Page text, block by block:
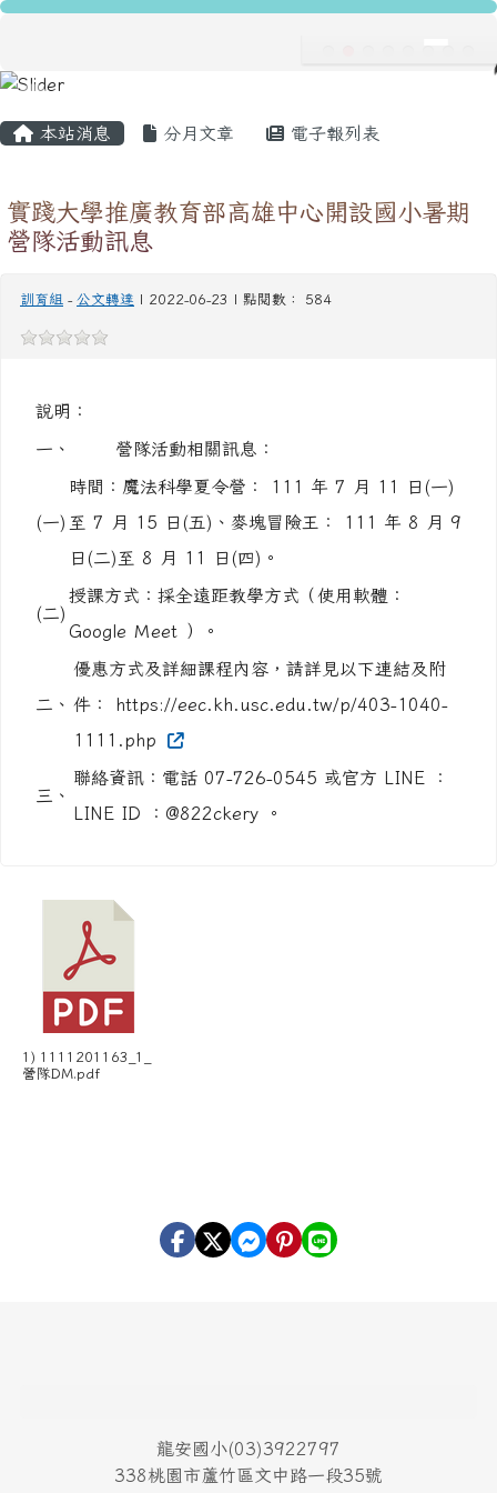
跳至主內容區
龍安國民小學
本站消息 分月文章 電子報列表
實踐大學推廣教育部高雄中心開設國小暑期
營隊活動訊息
訓育組 - 公文轉達 | 2022-06-23 | 點閱數： 584
說明：
一、 營隊活動相關訊息：
(一)
時間：魔法科學夏令營： 111 年 7 月 11 日(一)
至 7 月 15 日(五)、麥塊冒險王： 111 年 8 月 9
日(二)至 8 月 11 日(四)。
(二)
授課方式：採全遠距教學方式（使用軟體：
Google Ｍeet ）。
二、
優惠方式及詳細課程內容，請詳見以下連結及附
件： https://eec.kh.usc.edu.tw/p/403-1040-
1111.php
三、
聯絡資訊：電話 07-726-0545 或官方 LINE ：
LINE ID ：@822ckery 。
1) 1111201163_1_
營隊DM.pdf
龍安國小(03)3922797
338桃園市蘆竹區文中路一段35號